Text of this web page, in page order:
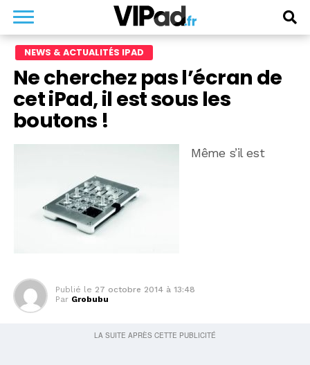
NEWS & ACTUALITÉS IPAD
Ne cherchez pas l’écran de
cet iPad, il est sous les
boutons !
Même s’il est
Publié le 27 octobre 2014 à 13:48
Par Grobubu